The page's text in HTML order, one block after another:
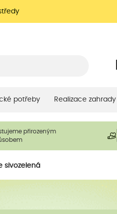
potřeby Realizace zahrady
přirozeným
sivozelená